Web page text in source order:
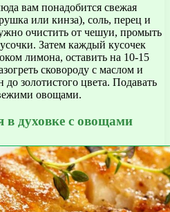
вам понадобится свежая
или кинза), соль, перец и
очистить от чешуи, промыть
Затем каждый кусочек
лимона, оставить на 10-15
сковороду с маслом и
золотистого цвета. Подавать
овощами.
в духовке с овощами